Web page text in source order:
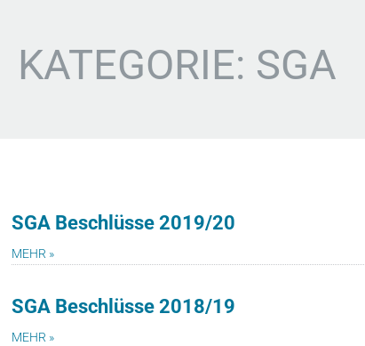
KATEGORIE: SGA
SGA Beschlüsse 2019/20
MEHR »
SGA Beschlüsse 2018/19
MEHR »